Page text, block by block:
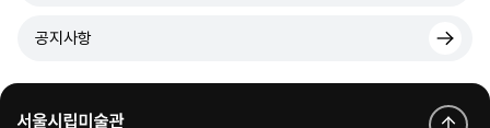
공지사항